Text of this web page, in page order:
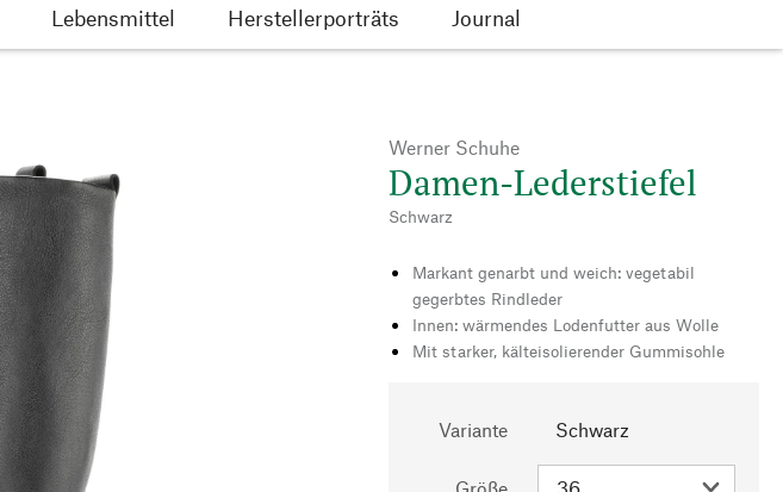
Lebensmittel Herstellerporträts Journal
Werner Schuhe
Damen-Lederstiefel
Schwarz
Markant genarbt und weich: vegetabil
gegerbtes Rindleder
Innen: wärmendes Lodenfutter aus Wolle
Mit starker, kälteisolierender Gummisohle
Variante Schwarz